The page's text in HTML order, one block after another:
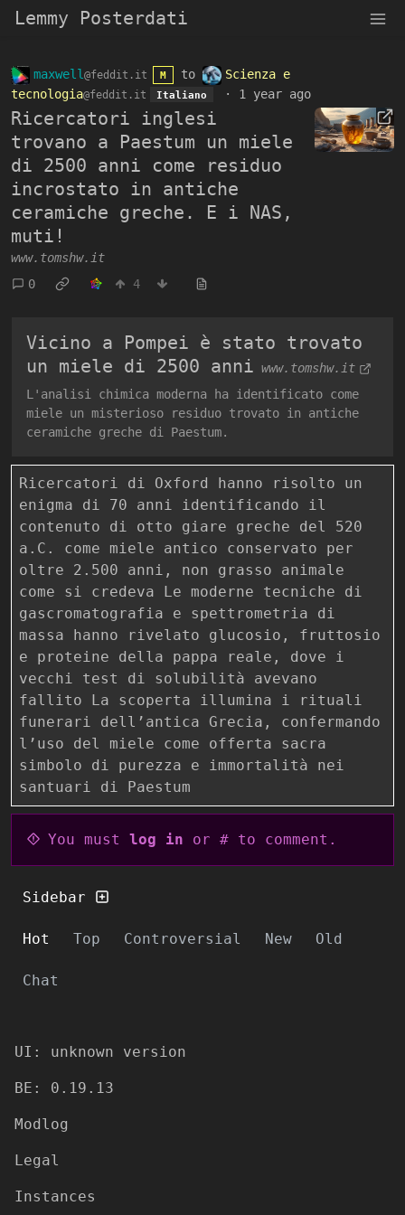
Lemmy Posterdati
maxwell @feddit.it M to
Scienza e
tecnologia@feddit.it Italiano · 1 year ago
Ricercatori inglesi
trovano a Paestum un miele
di 2500 anni come residuo
incrostato in antiche
ceramiche greche. E i NAS,
muti!
www.tomshw.it
0
4
Vicino a Pompei è stato trovato
un miele di 2500 anni www.tomshw.it
L'analisi chimica moderna ha identificato come
miele un misterioso residuo trovato in antiche
ceramiche greche di Paestum.
Ricercatori di Oxford hanno risolto un
enigma di 70 anni identificando il
contenuto di otto giare greche del 520
a.C. come miele antico conservato per
oltre 2.500 anni, non grasso animale
come si credeva Le moderne tecniche di
gascromatografia e spettrometria di
massa hanno rivelato glucosio, fruttosio
e proteine della pappa reale, dove i
vecchi test di solubilità avevano
fallito La scoperta illumina i rituali
funerari dell’antica Grecia, confermando
l’uso del miele come offerta sacra
simbolo di purezza e immortalità nei
santuari di Paestum
You must log in or # to comment.
Sidebar
Hot Top Controversial New Old
Chat
UI: unknown version
BE: 0.19.13
Modlog
Legal
Instances